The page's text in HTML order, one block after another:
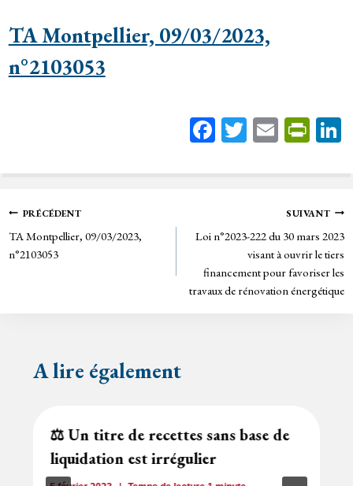
TA Montpellier, 09/03/2023,
n°2103053
Fa
bo
T
tt
E
ail
Pr
tF
rie
n
dl
y
Navigation
de
PRÉCÉDENT
TA Montpellier, 09/03/2023,
n°2103053
SUIVANT
Loi n°2023-222 du 30 mars 2023
visant à ouvrir le tiers
financement pour favoriser les
travaux de rénovation énergétique
A lire également
⚖️ Un titre de recettes sans base de
liquidation est irrégulier